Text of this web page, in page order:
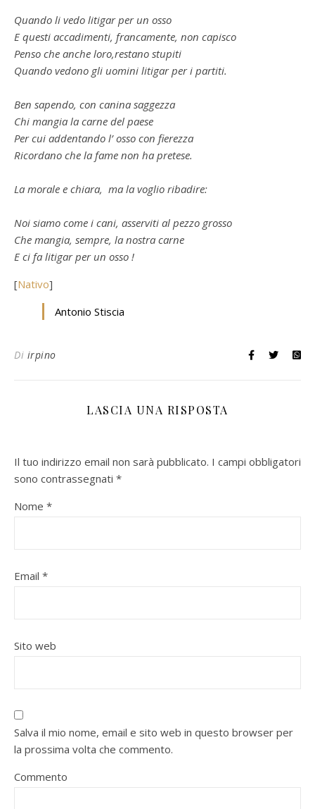
Quando li vedo litigar per un osso
E questi accadimenti, francamente, non capisco
Penso che anche loro,restano stupiti
Quando vedono gli uomini litigar per i partiti.
Ben sapendo, con canina saggezza
Chi mangia la carne del paese
Per cui addentando l’ osso con fierezza
Ricordano che la fame non ha pretese.
La morale e chiara, ma la voglio ribadire:
Noi siamo come i cani, asserviti al pezzo grosso
Che mangia, sempre, la nostra carne
E ci fa litigar per un osso !
[Nativo]
Antonio Stiscia
Di irpino
LASCIA UNA RISPOSTA
Il tuo indirizzo email non sarà pubblicato. I campi obbligatori
sono contrassegnati *
Nome *
Email *
Sito web
Salva il mio nome, email e sito web in questo browser per
la prossima volta che commento.
Commento